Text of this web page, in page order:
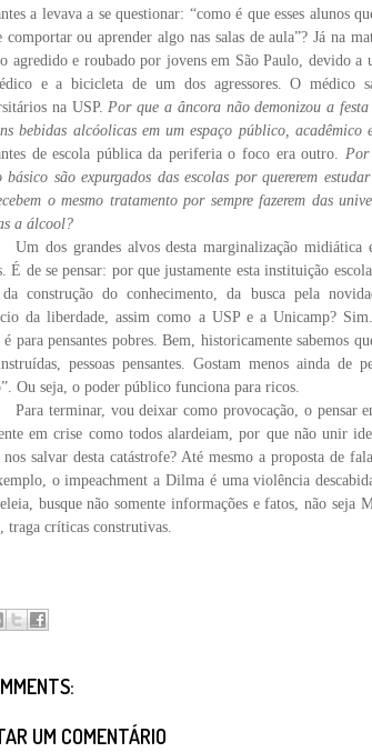
a levava a se questionar: “comoé que esses alunos
comportar ou aprender algo nas salas de aula”? Já na
agredido e roubado por jovens em São Paulo, devido a
dico e a bicicleta de um dos agressores. O médico
ários na USP.Por que a âncora não demonizou a
bebidas alcóolicas em um espaço público, acadêmico
de escola pública da periferia o foco era outro. Por
básico são expurgados das escolas por quererem
o mesmo tratamento por sempre fazerem das
a álcool?
Um dos grandes alvos desta marginalização midiática
É de se pensar: por que justamente esta instituição
construção do conhecimento, da busca pela
cio da liberdade, assim como a USP e a Unicamp?
é para pensantes pobres. Bem, historicamente sabemos
ídas, pessoas pensantes. Gostam menos ainda de
”. Ou seja, o poder público funciona para ricos.
Para terminar, vou deixar como provocação, o pensar
em crise como todos alardeiam, por que não unir
nos salvar desta catástrofe? Até mesmo a proposta de
o impeachment a Dilma éuma violência
busque não somente informações e fatos, não seja
traga críticas construtivas.
UM COMENTÁRIO